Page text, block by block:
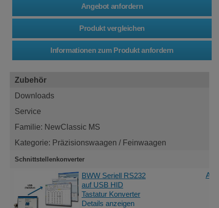
Zubehör
Downloads
Service
Familie: NewClassic MS
Kategorie: Präzisionswaagen / Feinwaagen
Schnittstellenkonverter
BWW Seriell RS232
auf USB HID
Tastatur Konverter
Details anzeigen